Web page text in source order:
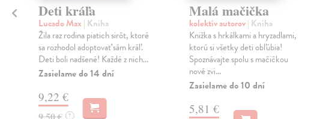
Deti kráľa
Lucado Max | Kniha
Žila raz rodina piatich sirôt, ktoré
sa rozhodol adoptovať sám kráľ.
Deti boli nadšené! Každé z nich...
Zasielame do 14 dní
9,22 €
?
Malá mačička
kolektív autorov| Kniha
Knižka s hrkálkami a hryzadlami,
ktorú si všetky deti obľúbia!
Spoznávajte spolu s mačičkou
nové zvi...
Zasielame do 10 dní
5,81 €